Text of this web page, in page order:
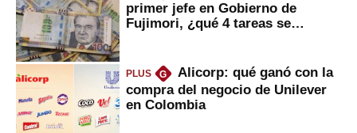
primer jefe en Gobierno de
Fujimori, ¿qué 4 tareas se
PLUS G
Alicorp: qué ganó con la
compra del negocio de Unilever
en Colombia